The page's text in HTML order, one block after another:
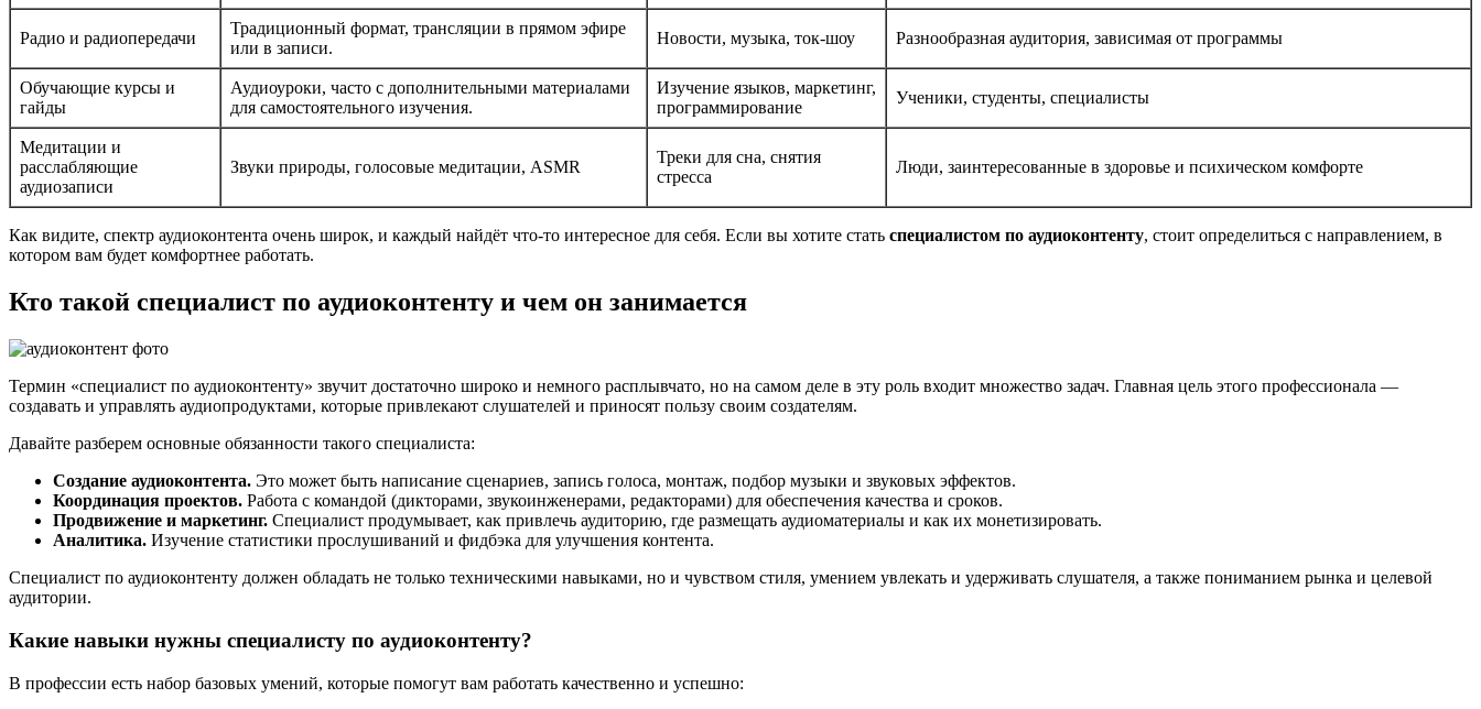
Радио и радиопередачи
Традиционный формат, трансляции в прямом эфире
или в записи.
Новости, музыка, ток-шоу Разнообразная аудитория, зависимая от программы
Обучающие курсы и
гайды
Аудиоуроки, часто с дополнительными материалами
для самостоятельного изучения.
Изучение языков, маркетинг,
программирование
Ученики, студенты, специалисты
Медитации и
расслабляющие
аудиозаписи
Звуки природы, голосовые медитации, ASMR
Треки для сна, снятия
стресса
Люди, заинтересованные в здоровье и психическом комфорте
Как видите, спектр аудиоконтента очень широк, и каждый найдёт что-то интересное для себя. Если вы хотите стать специалистом по аудиоконтенту, стоит определиться с направлением, в
котором вам будет комфортнее работать.
Кто такой специалист по аудиоконтенту и чем он занимается
Термин «специалист по аудиоконтенту» звучит достаточно широко и немного расплывчато, но на самом деле в эту роль входит множество задач. Главная цель этого профессионала —
создавать и управлять аудиопродуктами, которые привлекают слушателей и приносят пользу своим создателям.
Давайте разберем основные обязанности такого специалиста:
Создание аудиоконтента. Это может быть написание сценариев, запись голоса, монтаж, подбор музыки и звуковых эффектов.
Координация проектов. Работа с командой (дикторами, звукоинженерами, редакторами) для обеспечения качества и сроков.
Продвижение и маркетинг. Специалист продумывает, как привлечь аудиторию, где размещать аудиоматериалы и как их монетизировать.
Аналитика. Изучение статистики прослушиваний и фидбэка для улучшения контента.
Специалист по аудиоконтенту должен обладать не только техническими навыками, но и чувством стиля, умением увлекать и удерживать слушателя, а также пониманием рынка и целевой
аудитории.
Какие навыки нужны специалисту по аудиоконтенту?
В профессии есть набор базовых умений, которые помогут вам работать качественно и успешно: